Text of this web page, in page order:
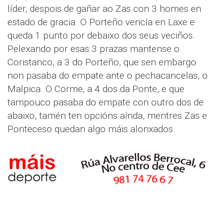
líder, despois de gañar ao Zas con 3 homes en
estado de gracia. O Porteño vencía en Laxe e
queda 1 punto por debaixo dos seus veciños.
Pelexando por esas 3 prazas mantense o
Coristanco, a 3 do Porteño, que sen embargo
non pasaba do empate ante o pechacancelas, o
Malpica. O Corme, a 4 dos da Ponte, e que
tampouco pasaba do empate con outro dos de
abaixo, tamén ten opcións aínda, mentres Zas e
Ponteceso quedan algo máis alonxados.